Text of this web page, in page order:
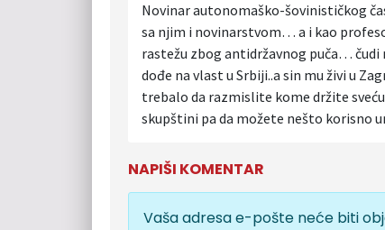
Novinar autonomaško-šovinističkog
sa njim i novinarstvom… a i kao
rastežu zbog antidržavnog puča… čudi
dođe na vlast u Srbiji..a sin mu živi u
trebalo da razmislite kome držite
skupštini pa da možete nešto korisno
NAPIŠI KOMENTAR
Vaša adresa e-pošte neće biti